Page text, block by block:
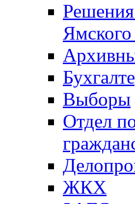
Выборы
Отдел
ЖКХ